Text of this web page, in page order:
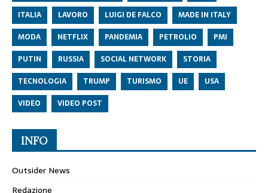
ITALIA
LAVORO LUIGI DE FALCO
MADE IN ITALY
MODA
NETFLIX PANDEMIA PETROLIO
PMI
PUTIN
RUSSIA SOCIAL NETWORK
STORIA
TECNOLOGIA
TRUMP TURISMO UE
USA
VIDEO
VIDEO POST
INFO
Outsider News
Redazione